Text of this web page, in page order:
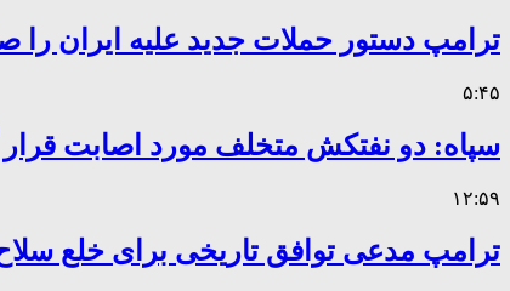
ترامپ دستور حملات جدید علیه ایران را
۵:۴۵
سپاه: دو نفتکش متخلف مورد اصابت
۱۲:۵۹
ترامپ مدعی توافق تاریخی برای خلع